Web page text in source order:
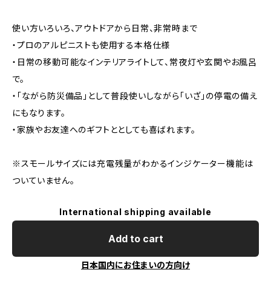
使い方いろいろ、アウトドアから日常、非常時まで
・プロのアルピニストも使用する本格仕様
・日常の移動可能なインテリアライトして、常夜灯や玄関やお風呂
で。
・「ながら防災備品」として普段使いしながら「いざ」の停電の備え
にもなります。
・家族やお友達へのギフトととしても喜ばれます。
※スモールサイズには充電残量がわかるインジケーター機能は
ついていません。
International shipping available
Add to cart
日本国内にお住まいの方向け